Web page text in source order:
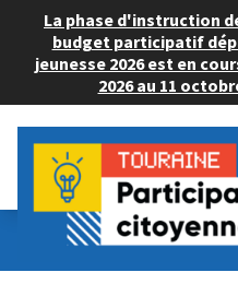
La phase d'instruction
budget participatif
jeunesse 2026 est en
2026 au 11
Budget Participatif ADULTE
💡 Déposer un projet